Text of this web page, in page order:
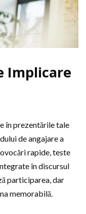
Implicare
în prezentările tale
de angajare a
rapide, teste
în discursul
participarea, dar
memorabilă.